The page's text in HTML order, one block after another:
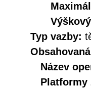
Typ vazby:
Název
Platformy